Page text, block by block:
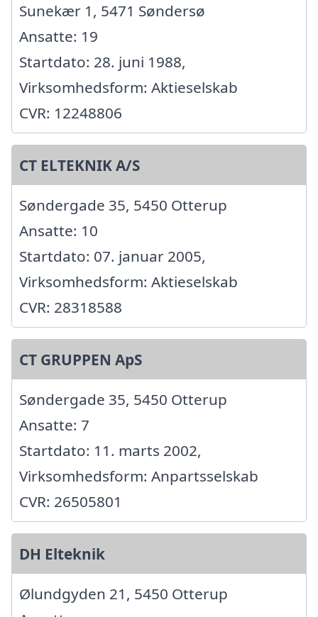
Sunekær 1, 5471 Søndersø
Ansatte: 19
Startdato: 28. juni 1988,
Virksomhedsform: Aktieselskab
CVR: 12248806
CT ELTEKNIK A/S
Søndergade 35, 5450 Otterup
Ansatte: 10
Startdato: 07. januar 2005,
Virksomhedsform: Aktieselskab
CVR: 28318588
CT GRUPPEN ApS
Søndergade 35, 5450 Otterup
Ansatte: 7
Startdato: 11. marts 2002,
Virksomhedsform: Anpartsselskab
CVR: 26505801
DH Elteknik
Ølundgyden 21, 5450 Otterup